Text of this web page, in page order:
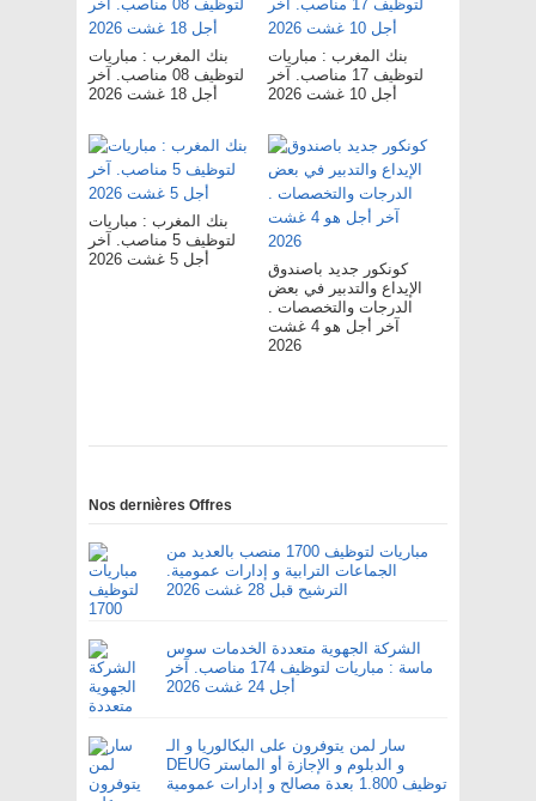
بنك المغرب : مباريات
لتوظيف 08 مناصب. آخر
أجل 18 غشت 2026
بنك المغرب : مباريات
لتوظيف 17 مناصب. آخر
أجل 10 غشت 2026
بنك المغرب : مباريات
لتوظيف 5 مناصب. آخر
أجل 5 غشت 2026
كونكور جديد باصندوق
الإيداع والتدبير في بعض
الدرجات والتخصصات .
آخر أجل هو 4 غشت
2026
Nos dernières Offres
مباريات لتوظيف 1700 منصب بالعديد من
الجماعات الترابية و إدارات عمومية.
الترشيح قبل 28 غشت 2026
الشركة الجهوية متعددة الخدمات سوس
ماسة : مباريات لتوظيف 174 مناصب. آخر
أجل 24 غشت 2026
سار لمن يتوفرون على البكالوريا و الـ
DEUG و الدبلوم و الإجازة أو الماستر
توظيف 1.800 بعدة مصالح و إدارات عمومية